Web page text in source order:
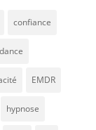
confiance
EMDR
hypnose